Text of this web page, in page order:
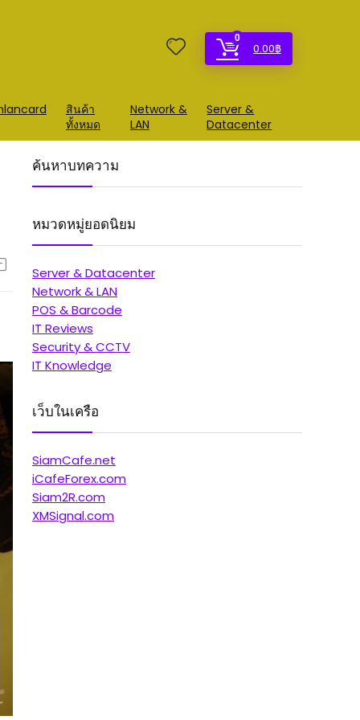
0
0.00฿
สินค้า
ทั้งหมด
Network &
LAN
Server &
Datacenter
ค้นหาบทความ
หมวดหมู่ยอดนิยม
Server & Datacenter
Network & LAN
POS & Barcode
IT Reviews
Security & CCTV
IT Knowledge
เว็บในเครือ
SiamCafe.net
iCafeForex.com
Siam2R.com
XMSignal.com